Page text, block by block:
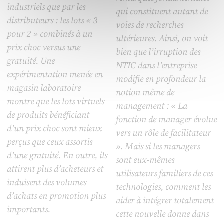
industriels que par les
distributeurs : les lots « 3
pour 2 » combinés à un
prix choc versus une
gratuité. Une
expérimentation menée en
magasin laboratoire
montre que les lots virtuels
de produits bénéficiant
d’un prix choc sont mieux
perçus que ceux assortis
d’une gratuité. En outre, ils
attirent plus d’acheteurs et
induisent des volumes
d’achats en promotion plus
importants.
qui constituent autant de
voies de recherches
ultérieures. Ainsi, on voit
bien que l’irruption des
NTIC dans l’entreprise
modifie en profondeur la
notion même de
management : « La
fonction de manager évolue
vers un rôle de facilitateur
». Mais si les managers
sont eux-mêmes
utilisateurs familiers de ces
technologies, comment les
aider à intégrer totalement
cette nouvelle donne dans